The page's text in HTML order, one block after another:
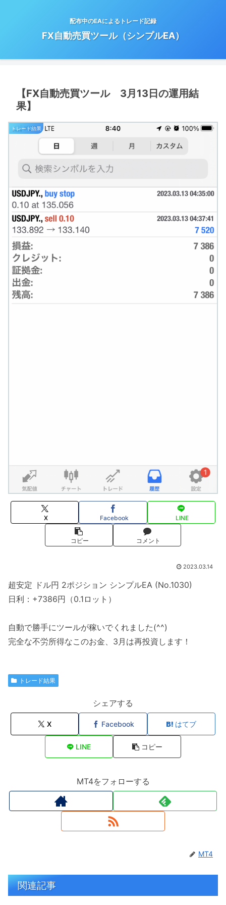
配布中のEAによるトレード記録
FX自動売買ツール（シンプルEA）
【FX自動売買ツール 3月13日の運用結
果】
トレード結果
X Facebook LINE
コピー コメント
2023.03.14
超安定 ドル円 2ポジション シンプルEA (No.1030)
日利：+7386円（0.1ロット）
自動で勝手にツールが稼いでくれました(^^)
完全な不労所得なこのお金、3月は再投資します！
トレード結果
シェアする
X Facebook はてブ
LINE コピー
MT4をフォローする
MT4
関連記事